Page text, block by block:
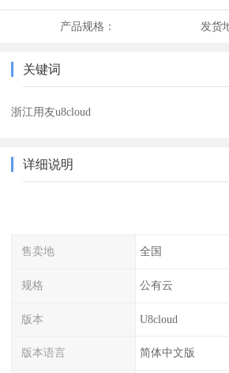
产品规格： 发货
关键词
浙江用友u8cloud
详细说明
售卖地 全国
规格 公有云
版本 U8cloud
版本语言 简体中文版